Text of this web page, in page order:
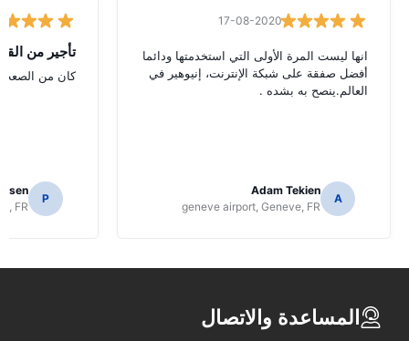
17-08-2020
انها ليست المرة الأولى التي استخدمتها ودائما
أفضل صفقة على شبكة الإنترنت، إنيوهير في
العالم.ينصح به بشده .
A
Adam Tekien
geneve airport, Geneve, FR
تأجير من
كان من الصعب
P
FR
المساعدة والاتصال